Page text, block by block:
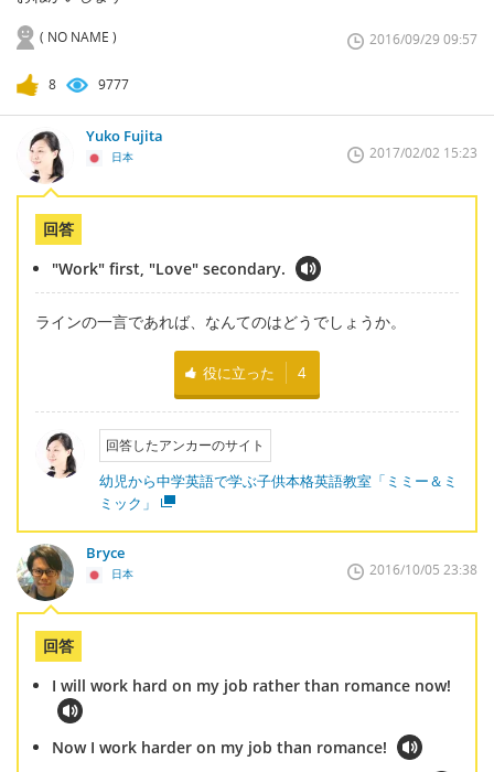
( NO NAME ) 2016/09/29 09:57
8 9777
Yuko Fujita
日本 2017/02/02 15:23
回答
"Work" first, "Love" secondary.
ラインの一言であれば、なんてのはどうでしょうか。
役に立った 4
回答したアンカーのサイト
幼児から中学英語で学ぶ子供本格英語教室「ミミー＆ミ
ミック」
Bryce
日本 2016/10/05 23:38
回答
I will work hard on my job rather than romance now!
Now I work harder on my job than romance!